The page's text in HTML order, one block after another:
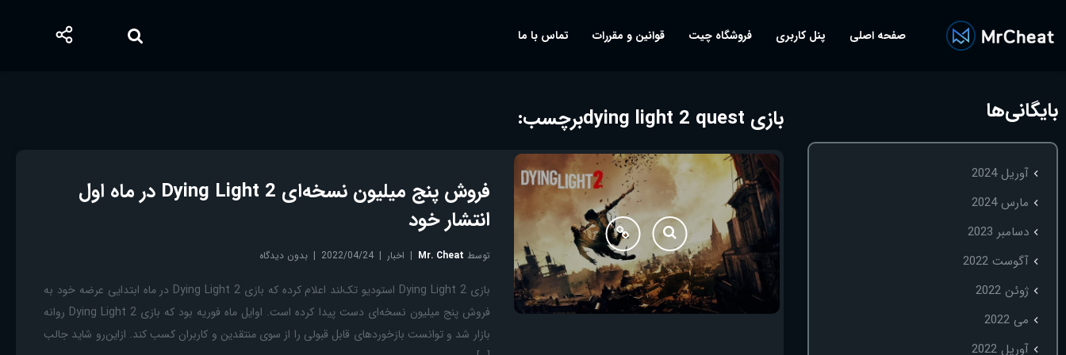
صفحه اصلی پنل کاربری فروشگاه چیت قوانین و مقررات تماس با ما
بایگانی‌ها
آوریل 2024
مارس 2024
دسامبر 2023
آگوست 2022
ژوئن 2022
می 2022
آوریل 2022
برچسب: بازی dying light 2 quest
فروش پنج میلیون نسخه‌ای Dying Light 2 در ماه اول
انتشار خود
توسط Mr. Cheat اخبار 2022/04/24 بدون دیدگاه
بازی Dying Light 2 استودیو تک‌لند اعلام کرده که بازی Dying Light 2 در ماه ابتدایی عرضه خود به
فروش پنج میلیون نسخه‌ای دست پیدا کرده است. اوایل ماه فوریه بود که بازی Dying Light 2 روانه
بازار شد و توانست بازخوردهای قابل قبولی را از سوی منتقدین و کاربران کسب کند. ازاین‌رو شاید جالب